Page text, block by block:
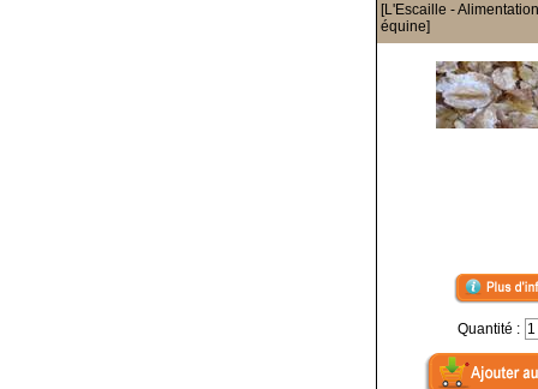
[L'Escaille - Alimentation
équine]
Quantité :